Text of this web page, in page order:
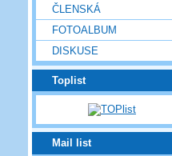
ČLENSKÁ
FOTOALBUM
DISKUSE
Toplist
Mail list